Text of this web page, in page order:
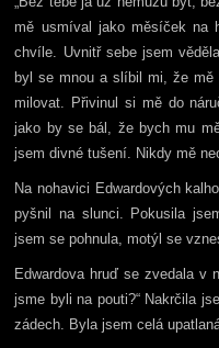
mě usmíval jako měsíček na
chvíle. Uvnitř sebe jsem
byl se mnou a slíbil mi, že mě
milovat. Přivinul si mě do
jako by se bál, že bych mu
jsem divné tušení. Nikdy mě
Na nohavici Edwardových
pyšnil na slunci. Pokusila
jsem se pohnula, motýl se
Edwardova hruď se zvedala v
jsme byli na pouti?“ Nakrčila
zádech. Byla jsem celá